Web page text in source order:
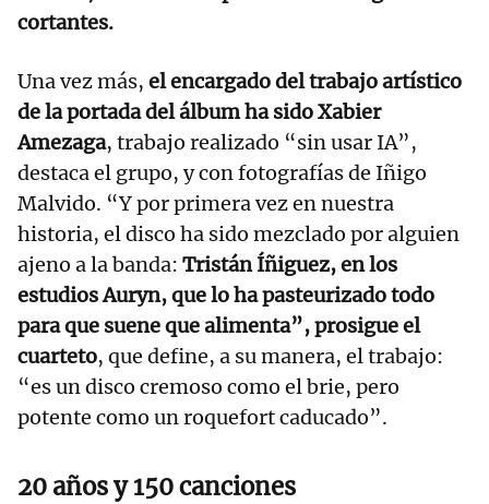
cortantes.
Una vez más, el encargado del trabajo artístico
de la portada del álbum ha sido Xabier
Amezaga, trabajo realizado “sin usar IA”,
destaca el grupo, y con fotografías de Iñigo
Malvido. “Y por primera vez en nuestra
historia, el disco ha sido mezclado por alguien
ajeno a la banda: Tristán Íñiguez, en los
estudios Auryn, que lo ha pasteurizado todo
para que suene que alimenta”, prosigue el
cuarteto, que define, a su manera, el trabajo:
“es un disco cremoso como el brie, pero
potente como un roquefort caducado”.
20 años y 150 canciones